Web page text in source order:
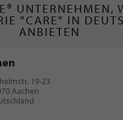
UNTERNEHMEN,
"CARE" IN
ANBIETEN
19-23
Aachen